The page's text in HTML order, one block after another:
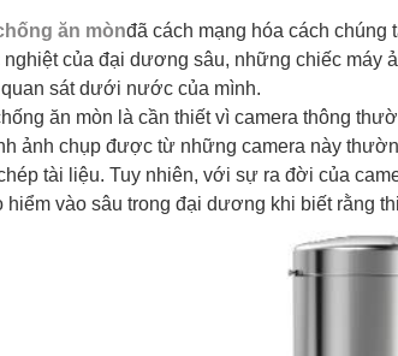
ăn mònđã cách mạng hóa cách
nghiệt của đại dương sâu, những chiếc máy
sát dưới nước của mình.
ăn mòn là cần thiết vì camera thông
ảnh chụp được từ những camera này
tài liệu. Tuy nhiên, với sự ra đời của
hiểm vào sâu trong đại dương khi biết rằng